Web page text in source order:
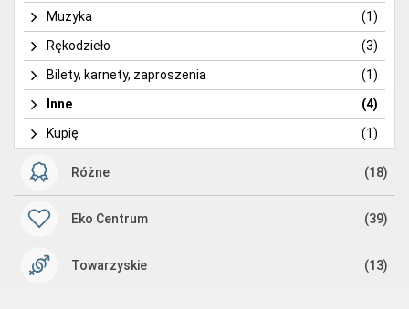
Muzyka
(1)
Rękodzieło
(3)
Bilety, karnety, zaproszenia
(1)
Inne
(4)
Kupię
(1)
Różne (18)
Eko Centrum (39)
Towarzyskie (13)